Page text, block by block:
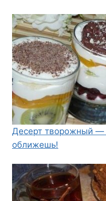
Десерт творожный —
оближешь!